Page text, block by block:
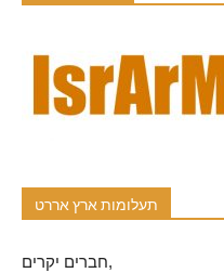
תעלומות ארץ אררט
חברים יקרים,